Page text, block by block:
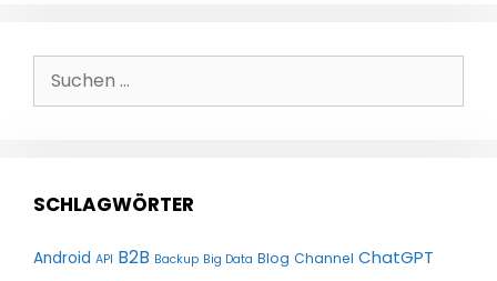
Suchen
nach:
SCHLAGWÖRTER
Android API B2B Backup Big Data Blog Channel ChatGPT